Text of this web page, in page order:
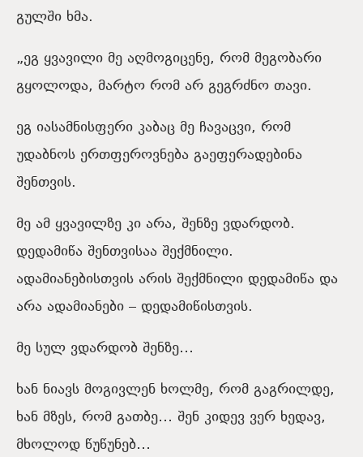
გულში ხმა.
„ეგ ყვავილი მე აღმოგიცენე, რომ მეგობარი
გყოლოდა, მარტო რომ არ გეგრძნო თავი.
ეგ იასამნისფერი კაბაც მე ჩავაცვი, რომ
უდაბნოს ერთფეროვნება გაეფერადებინა
შენთვის.
მე ამ ყვავილზე კი არა, შენზე ვდარდობ.
დედამიწა შენთვისაა შექმნილი.
ადამიანებისთვის არის შექმნილი დედამიწა და
არა ადამიანები – დედამიწისთვის.
მე სულ ვდარდობ შენზე…
ხან ნიავს მოგივლენ ხოლმე, რომ გაგრილდე,
ხან მზეს, რომ გათბე… შენ კიდევ ვერ ხედავ,
მხოლოდ წუწუნებ…